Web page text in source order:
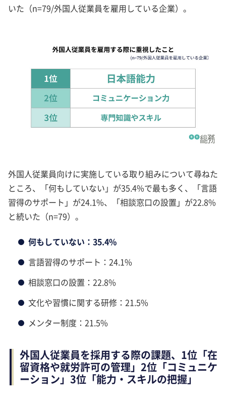
いた（n=79/外国人従業員を雇用している企業）。
外国人従業員向けに実施している取り組みについて尋ねた
ところ、「何もしていない」が35.4%で最も多く、「言語
習得のサポート」が24.1%、「相談窓口の設置」が22.8%
と続いた（n=79）。
何もしていない：35.4%
言語習得のサポート：24.1%
相談窓口の設置：22.8%
文化や習慣に関する研修：21.5%
メンター制度：21.5%
外国人従業員を採用する際の課題、1位「在
留資格や就労許可の管理」2位「コミュニケ
ーション」3位「能力・スキルの把握」